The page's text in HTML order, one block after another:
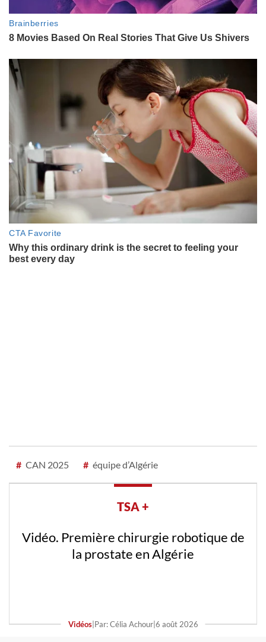
# CAN 2025 # équipe d’Algérie
TSA +
Vidéo. Première chirurgie robotique de
la prostate en Algérie
Vidéos| Par: Célia Achour| 6 août 2026